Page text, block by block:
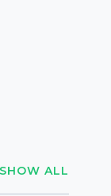
SHOW ALL